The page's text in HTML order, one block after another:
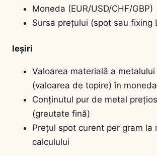
Moneda (EUR/USD/CHF/GBP)
Sursa prețului (spot sau fixing
Ieșiri
Valoarea materială a
(valoarea de topire) în
Conținutul pur de metal
(greutate fină)
Prețul spot curent per gram la
calculului